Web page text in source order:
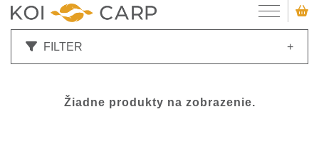
FILTER +
Žiadne produkty na zobrazenie.